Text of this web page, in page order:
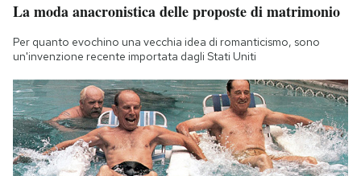
AREA PERSONALE
Area Personale
Notifiche mobile
Regala il Post
Hai bisogno di aiuto?
Esci
La moda anacronistica delle proposte di matrimonio
Per quanto evochino una vecchia idea di romanticismo, sono
un'invenzione recente importata dagli Stati Uniti